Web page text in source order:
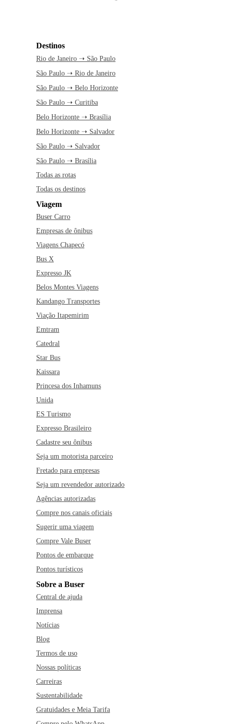
Destinos
Rio de Janeiro ➝ São Paulo
São Paulo ➝ Rio de Janeiro
São Paulo ➝ Belo Horizonte
São Paulo ➝ Curitiba
Belo Horizonte ➝ Brasília
Belo Horizonte ➝ Salvador
São Paulo ➝ Salvador
São Paulo ➝ Brasília
Todas as rotas
Todas os destinos
Viagem
Buser Carro
Empresas de ônibus
Viagens Chapecó
Bus X
Expresso JK
Belos Montes Viagens
Kandango Transportes
Viação Itapemirim
Emtram
Catedral
Star Bus
Kaissara
Princesa dos Inhamuns
Unida
ES Turismo
Expresso Brasileiro
Cadastre seu ônibus
Seja um motorista parceiro
Fretado para empresas
Seja um revendedor autorizado
Agências autorizadas
Compre nos canais oficiais
Sugerir uma viagem
Compre Vale Buser
Pontos de embarque
Pontos turísticos
Sobre a Buser
Central de ajuda
Imprensa
Notícias
Blog
Termos de uso
Nossas políticas
Carreiras
Sustentabilidade
Gratuidades e Meia Tarifa